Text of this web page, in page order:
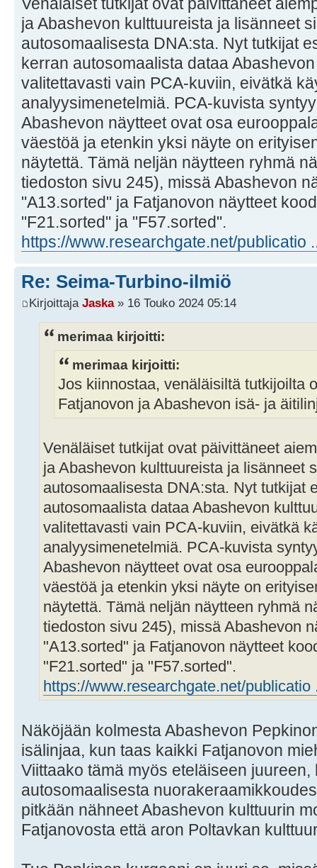
Venäläiset tutkijat ovat päivittäneet
ja Abashevon kulttuureista ja lisänneet
autosomaalisesta DNA:sta. Nyt tutkijat
kerran autosomaalista dataa
valitettavasti vain PCA-kuviin, eivätkä
analyysimenetelmiä. PCA-kuvista
Abashevon näytteet ovat osa
väestöä ja etenkin yksi näyte on
näytettä. Tämä neljän näytteen ryhmä
tiedoston sivu 245), missä Abashevon
"A13.sorted" ja Fatjanovon näytteet
"F21.sorted" ja "F57.sorted".
https://www.researchgate.net/publicatio
Re: Seima-Turbino-ilmiö
Kirjoittaja Jaska» 16 Touko 2024 05:14
merimaa kirjoitti:
merimaa kirjoitti:
Jos kiinnostaa, venäläisiltä tutkijoilta
Fatjanovon ja Abashevon isä- ja
Venäläiset tutkijat ovat päivittäneet
ja Abashevon kulttuureista ja lisänneet
autosomaalisesta DNA:sta. Nyt tutkijat
autosomaalista dataa Abashevon
valitettavasti vain PCA-kuviin, eivätkä
analyysimenetelmiä. PCA-kuvista
Abashevon näytteet ovat osa
väestöä ja etenkin yksi näyte on
näytettä. Tämä neljän näytteen ryhmä
tiedoston sivu 245), missä Abashevon
"A13.sorted" ja Fatjanovon näytteet
"F21.sorted" ja "F57.sorted".
https://www.researchgate.net/
Näköjään kolmesta Abashevon
isälinjaa, kun taas kaikki Fatjanovon
Viittaako tämä myös eteläiseen juureen,
autosomaalisesta
pitkään nähneet Abashevon kulttuurin
Fatjanovosta että aron Poltavkan